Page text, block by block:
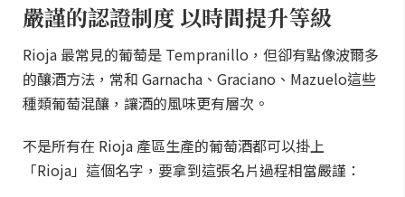
嚴謹的認證制度 以時間提升等級
Rioja 最常見的葡萄是 Tempranillo，但卻有點像波爾多
的釀酒方法，常和 Garnacha、Graciano、Mazuelo這些
種類葡萄混釀，讓酒的風味更有層次。
不是所有在 Rioja 產區生產的葡萄酒都可以掛上
「Rioja」這個名字，要拿到這張名片過程相當嚴謹：